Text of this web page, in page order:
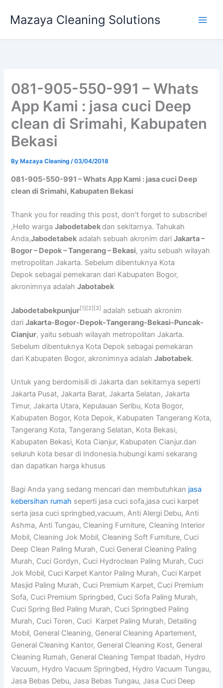
Mazaya Cleaning Solutions
081-905-550-991 – Whats
App Kami : jasa cuci Deep
clean di Srimahi, Kabupaten
Bekasi
By Mazaya Cleaning/03/04/2018
081-905-550-991 – Whats App Kami : jasa cuci Deep
clean di Srimahi, Kabupaten Bekasi
Thank you for reading this post, don't forget to subscribe!
,Hello wargaJabodetabekdan sekitarnya. Tahukah
Anda,Jabodetabek adalah sebuah akronim dariJakarta –
Bogor – Depok – Tangerang – Bekasi, yaitu sebuah wilayah
metropolitan Jakarta. Sebelum dibentuknya Kota
Depok sebagai pemekaran dari Kabupaten Bogor,
akronimnya adalahJabotabek
Jabodetabekpunjur[1] [2] [3] adalah sebuah akronim
dariJakarta-Bogor-Depok-Tangerang-Bekasi-Puncak-
Cianjur, yaitu sebuah wilayah metropolitan Jakarta.
Sebelum dibentuknya Kota Depok sebagai pemekaran
dari Kabupaten Bogor, akronimnya adalahJabotabek.
Untuk yang berdomisili di Jakarta dan sekitarnya seperti
Jakarta Pusat, Jakarta Barat, Jakarta Selatan, Jakarta
Timur, Jakarta Utara, Kepulauan Seribu, Kota Bogor,
Kabupaten Bogor, Kota Depok, Kabupaten Tangerang Kota,
Tangerang Kota, Tangerang Selatan, Kota Bekasi,
Kabupaten Bekasi, Kota Cianjur, Kabupaten Cianjur.dan
seluruh kota besar di Indonesia.hubungi kami sekarang
dan dapatkan harga khusus
Bagi Anda yang sedang mencari dan membutuhkan jasa
kebersihan rumah seperti jasa cuci sofa,jasa cuci karpet
serta jasa cuci springbed,vacuum, Anti Alergi Debu, Anti
Ashma, Anti Tungau, Cleaning Furniture, Cleaning Interior
Mobil, Cleaning Jok Mobil, Cleaning Soft Furniture, Cuci
Deep Clean Paling Murah, Cuci General Cleaning Paling
Murah, Cuci Gordyn, Cuci Hydroclean Paling Murah, Cuci
Jok Mobil, Cuci Karpet Kantor Paling Murah, Cuci Karpet
Masjid Paling Murah, Cuci Premium Karpet, Cuci Premium
Sofa, Cuci Premium Springbed, Cuci Sofa Paling Murah,
Cuci Spring Bed Paling Murah, Cuci Springbed Paling
Murah, Cuci Toren, Cuci Karpet Paling Murah, Detailing
Mobil, General Cleaning, General Cleaning Apartement,
General Cleaning Kantor, General Cleaning Kost, General
Cleaning Rumah, General Cleaning Tempat Ibadah, Hydro
Vacuum, Hydro Vacuum Springbed, Hydro Vacuum Tungau,
Jasa Bebas Debu, Jasa Bebas Tungau, Jasa Cuci Deep